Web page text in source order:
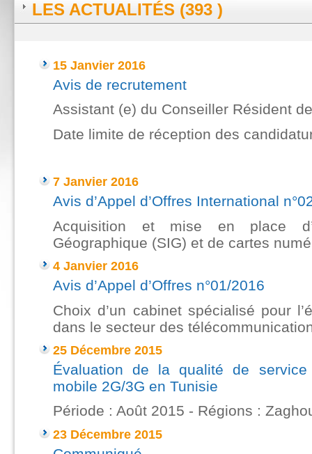
LES ACTUALITÉS (393 )
15 Janvier 2016
Avis de recrutement
Assistant (e) du Conseiller Résident
Date limite de réception des
7 Janvier 2016
Avis d’Appel d’Offres International
Acquisition et mise en place
Géographique (SIG) et de cartes
4 Janvier 2016
Avis d’Appel d’Offres n°01/2016
Choix d’un cabinet spécialisé pour
dans le secteur des
25 Décembre 2015
Évaluation de la qualité de
mobile 2G/3G en Tunisie
Période : Août 2015 - Régions :
23 Décembre 2015